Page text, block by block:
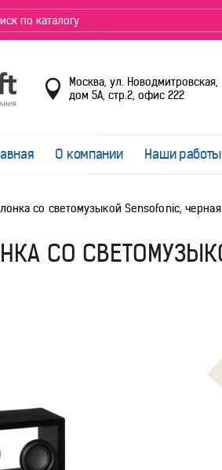
Москва, ул. Новодмитровская,
дом 5А, стр.2, офис 222
О компании Наши работы
со светомузыкой Sensofonic, черная
СО